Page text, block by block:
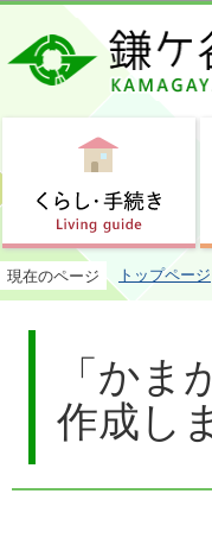
現在のページ トップページ
「か
作成し